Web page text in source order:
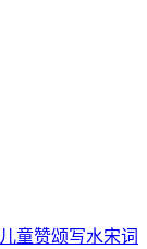
儿童赞颂写水宋词